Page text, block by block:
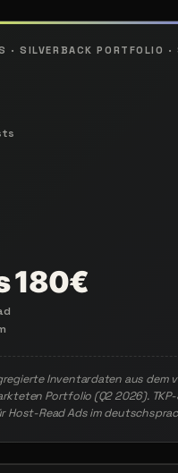
· SILVERBACK PORTFOLIO ·
180€
Inventardaten aus dem
Portfolio (Q2 2026).
Host-Read Ads im